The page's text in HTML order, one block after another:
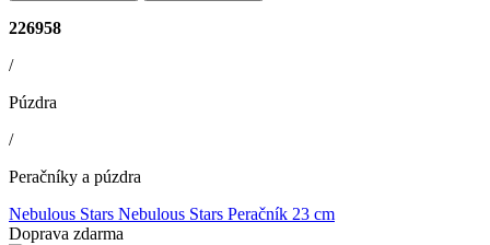
226958
/
Púzdra
/
Peračníky a púzdra
Nebulous Stars Nebulous Stars Peračník 23 cm
Doprava zdarma